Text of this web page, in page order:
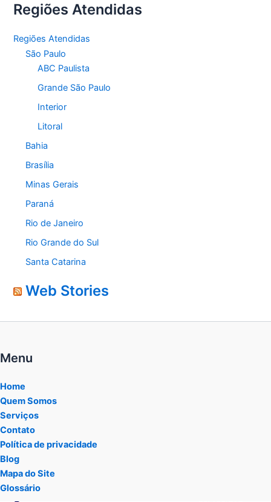
Regiões Atendidas
Regiões Atendidas
São Paulo
ABC Paulista
Grande São Paulo
Interior
Litoral
Bahia
Brasília
Minas Gerais
Paraná
Rio de Janeiro
Rio Grande do Sul
Santa Catarina
Web Stories
Menu
Home
Quem Somos
Serviços
Contato
Política de privacidade
Blog
Mapa do Site
Glossário